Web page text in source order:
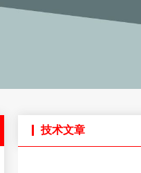
技术文章